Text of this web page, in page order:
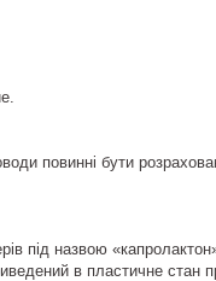
повинні бути
під назвою
в пластичне стан